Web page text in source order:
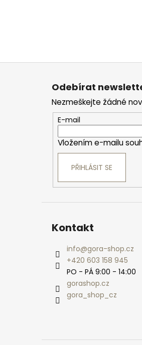
Z
Odebírat
Nezmeškejte žádné
E-mail
Vložením e-mailu
PŘIHLÁSIT SE
Kontakt
info@gora-shop.cz
+420 603 158 945
PO - PÁ 9:00 - 14:00
gorashop.cz
gora_shop_cz